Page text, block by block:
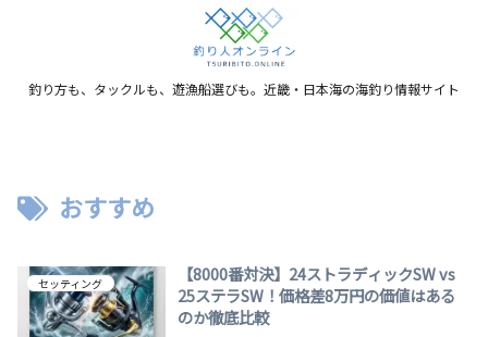
釣り方も、タックルも、遊漁船選びも。近畿・日本海の海釣り情報サイト
おすすめ
セッティング
【8000番対決】24ストラディックSW vs
25ステラSW！価格差8万円の価値はある
のか徹底比較